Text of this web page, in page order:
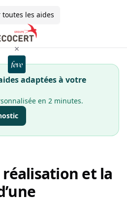
toutes les aides
×
adaptées à votre
en 2 minutes.
et la